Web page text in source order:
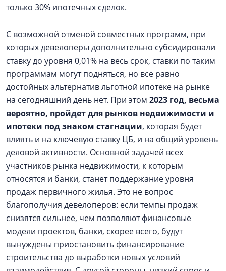
только 30% ипотечных сделок.
С возможной отменой совместных программ, при
которых девелоперы дополнительно субсидировали
ставку до уровня 0,01% на весь срок, ставки по таким
программам могут подняться, но все равно
достойных альтернатив льготной ипотеке на рынке
на сегодняшний день нет. При этом 2023 год, весьма
вероятно, пройдет для рынков недвижимости и
ипотеки под знаком стагнации, которая будет
влиять и на ключевую ставку ЦБ, и на общий уровень
деловой активности. Основной задачей всех
участников рынка недвижимости, к которым
относятся и банки, станет поддержание уровня
продаж первичного жилья. Это не вопрос
благополучия девелоперов: если темпы продаж
снизятся сильнее, чем позволяют финансовые
модели проектов, банки, скорее всего, будут
вынуждены приостановить финансирование
строительства до выработки новых условий